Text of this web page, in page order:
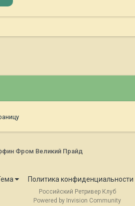
Фром Великий Прайд
Политика конфиденциальности
Российский Ретривер Клуб
Powered by Invision Community